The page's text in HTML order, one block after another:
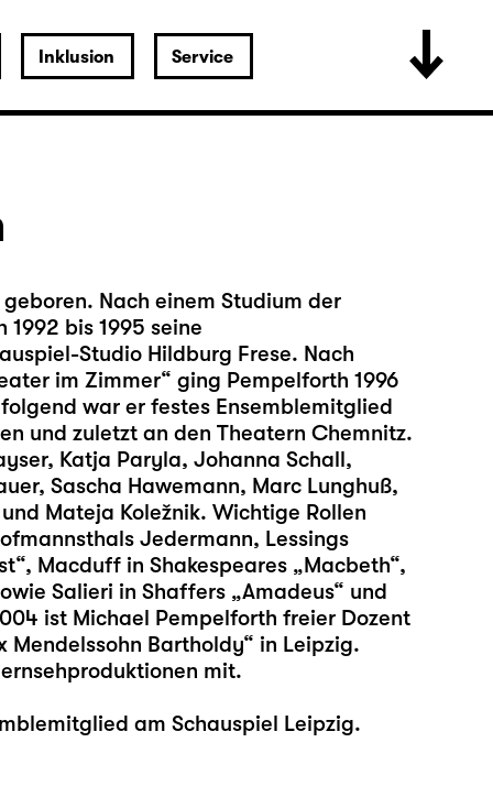
Inklusion Service
Nach einem Studium der
bis 1995 seine
Studio Hildburg Frese. Nach
im Zimmer“ ging Pempelforth 1996
war er festes Ensemblemitglied
und zuletzt an den Theatern Chemnitz.
Katja Paryla, Johanna Schall,
Sascha Hawemann, Marc Lunghuß,
Mateja Koležnik. Wichtige Rollen
Jedermann, Lessings
Macduff in Shakespeares „Macbeth“,
Salieri in Shaffers „Amadeus“ und
ist Michael Pempelforth freier Dozent
Mendelssohn Bartholdy“ in Leipzig.
mit.
am Schauspiel Leipzig.